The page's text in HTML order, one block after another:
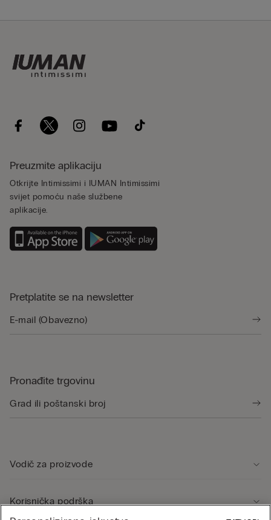
Preuzmite aplikaciju
Otkrijte Intimissimi i IUMAN Intimissimi
svijet pomoću naše službene
aplikacije.
Pretplatite se na newsletter
Pronađite trgovinu
Vodič za proizvode
Korisnička podrška